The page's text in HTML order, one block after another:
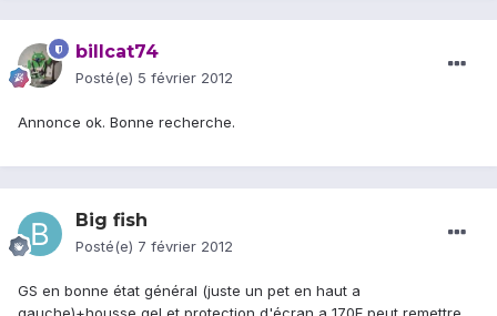
billcat74
Posté(e) 5 février 2012
Annonce ok. Bonne recherche.
Big fish
Posté(e) 7 février 2012
GS en bonne état général (juste un pet en haut a